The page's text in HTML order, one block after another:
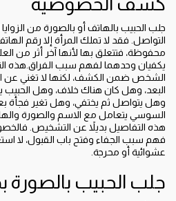
جلب الحبيب بالهاتف أو بالصورة من الزوايا
التواصل. فقد لا تملك المرأة إلا رقم
محفوظة، فتتعلق بها لأنها آخر أثر من
يكفيان وحدهما لفهم سبب الفراق.هذه
الشخص ضمن الكشف، لكنها لا تغني عن
البعد، وهل كان هناك خلاف، وهل الحبيب
وهل يتواصل ثم يختفي، وهل تغير فجأة
السوسي يتعامل مع الاسم والصورة
هذه التفاصيل بديلاً عن التشخيص.
فهم سبب الجفاء وفتح باب القبول، لا
عشوائية أو محرجة.
جلب الحبيب بالصورة